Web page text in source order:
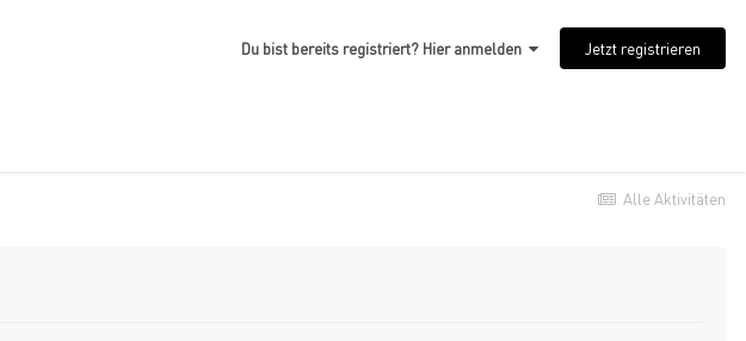
Du bist bereits registriert? Hier anmelden Jetzt registrieren
Alle Aktivitäten